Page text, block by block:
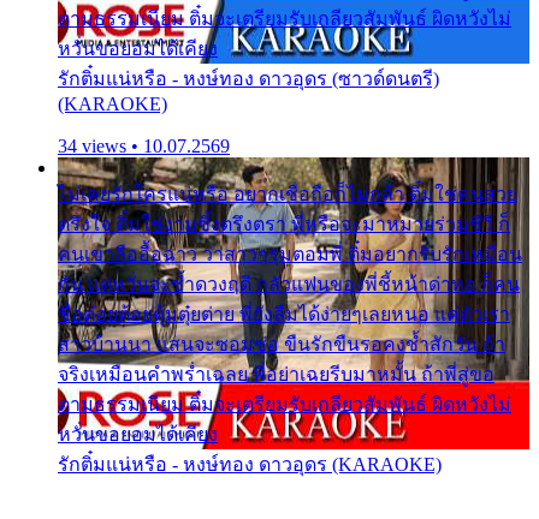
ตามธรรมเนียม ติ๋มจะเตรียมรับเกลียวสัมพันธ์ ผิดหวังไม่
หวั่นขอยอมได้เคียง
รักติ๋มแน่หรือ - หงษ์ทอง ดาวอุดร (ซาวด์ดนตรี)
(KARAOKE)
34 views • 10.07.2569
ไม่เคยรักใครแน่หรือ อยากเชื่อถือก็ไม่กล้า ติ๋มใช่คนสวย
ตรึงใจ ติ๋มใช่งามซึ้งตรึงตรา พี่หรือจะมาหมายร่วมชีวี ก็
คนเขาลืออื้อฉาว ว่าสาวๆรุมตอมพี่ ติ๋มอยากรับรักเหมือน
กัน แต่หวั่นจะช้ำดวงฤดี กลัวแฟนของพี่ชี้หน้าด่าทอ ก็คน
ชื่อต๋อยต้อยตุ้มตุ๋ยต่าย พี่ยังลืมได้ง่ายๆเลยหนอ แค่ตัวเรา
สาวบ้านนา แสนจะซอมซ่อ ขืนรักขืนรอคงช้ำสักวัน ถ้า
จริงเหมือนคำพร่ำเฉลย พี่อย่าเฉยรีบมาหมั้น ถ้าพี่สู่ขอ
ตามธรรมเนียม ติ๋มจะเตรียมรับเกลียวสัมพันธ์ ผิดหวังไม่
หวั่นขอยอมได้เคียง
รักติ๋มแน่หรือ - หงษ์ทอง ดาวอุดร (KARAOKE)